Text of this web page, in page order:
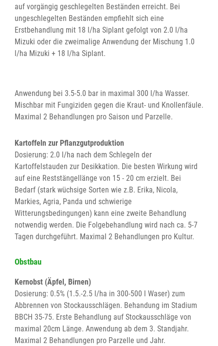
auf vorgängig geschlegelten Beständen erreicht. Bei
ungeschlegelten Beständen empfiehlt sich eine
Erstbehandlung mit 18 l/ha Siplant gefolgt von 2.0 l/ha
Mizuki oder die zweimalige Anwendung der Mischung 1.0
l/ha Mizuki + 18 l/ha Siplant.
Anwendung bei 3.5-5.0 bar in maximal 300 l/ha Wasser.
Mischbar mit Fungiziden gegen die Kraut- und Knollenfäule.
Maximal 2 Behandlungen pro Saison und Parzelle.
Kartoffeln zur Pflanzgutproduktion
Dosierung: 2.0 l/ha nach dem Schlegeln der
Kartoffelstauden zur Desikkation. Die besten Wirkung wird
auf eine Reststängellänge von 15 - 20 cm erzielt. Bei
Bedarf (stark wüchsige Sorten wie z.B. Erika, Nicola,
Markies, Agria, Panda und schwierige
Witterungsbedingungen) kann eine zweite Behandlung
notwendig werden. Die Folgebehandlung wird nach ca. 5-7
Tagen durchgeführt. Maximal 2 Behandlungen pro Kultur.
Obstbau
Kernobst (Äpfel, Birnen)
Dosierung: 0.5% (1.5.-2.5 l/ha in 300-500 l Waser) zum
Abbrennen von Stockausschlägen. Behandung im Stadium
BBCH 35-75. Erste Behandlung auf Stockausschläge von
maximal 20cm Länge. Anwendung ab dem 3. Standjahr.
Maximal 2 Behandlungen pro Parzelle und Jahr.